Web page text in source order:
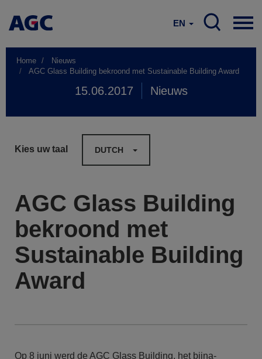
EN
Home
Nieuws
AGC Glass Building bekroond met Sustainable Building Award
15.06.2017 Nieuws
Kies uw taal DUTCH
AGC Glass Building
bekroond met
Sustainable Building
Award
Op 8 juni werd de AGC Glass Building, het bijna-